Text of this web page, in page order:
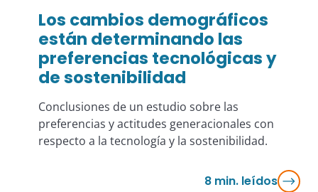
Los cambios demográficos
están determinando las
preferencias tecnológicas y
de sostenibilidad
Conclusiones de un estudio sobre las
preferencias y actitudes generacionales con
respecto a la tecnología y la sostenibilidad.
8 min. leídos